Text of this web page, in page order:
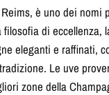
è uno dei nomi
di eccellenza,
eleganti e raffinati,
Le uve
zone della